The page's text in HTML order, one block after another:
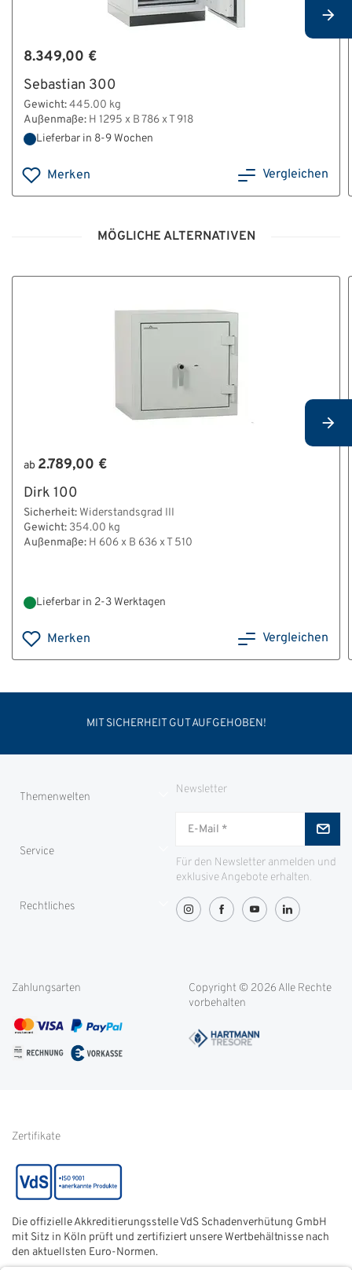
8.349,00 €
Sebastian 300
Gewicht:445.00 kg
Außenmaße: H 1295 x B 786 x T 918
Lieferbar in 8-9 Wochen
Merken Vergleichen
MÖGLICHE ALTERNATIVEN
ab 2.789,00 €
Dirk 100
Sicherheit: Widerstandsgrad III
Gewicht: 354.00 kg
Außenmaße: H 606 x B 636 x T 510
Lieferbar in 2-3 Werktagen
Merken Vergleichen
MIT SICHERHEIT GUT AUFGEHOBEN!
Themenwelten
Greenity
Weitere Themen
Service
Kontakt
Service international
FAQ
Rechtliches
Cookie-Einstellungen
AGB
Impressum
Batterieentsorgung
Newsletter
Für den Newsletter anmelden und
exklusive Angebote erhalten.
Zahlungsarten
Copyright © 2026 Alle Rechte
vorbehalten
Zertifikate
Die offizielle Akkreditierungsstelle VdS Schadenverhütung GmbH
mit Sitz in Köln prüft und zertifiziert unsere Wertbehältnisse nach
den aktuellsten Euro-Normen.